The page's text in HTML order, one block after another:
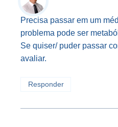
Precisa passar em um
problema pode ser
Se quiser/ puder passar
avaliar.
Responder